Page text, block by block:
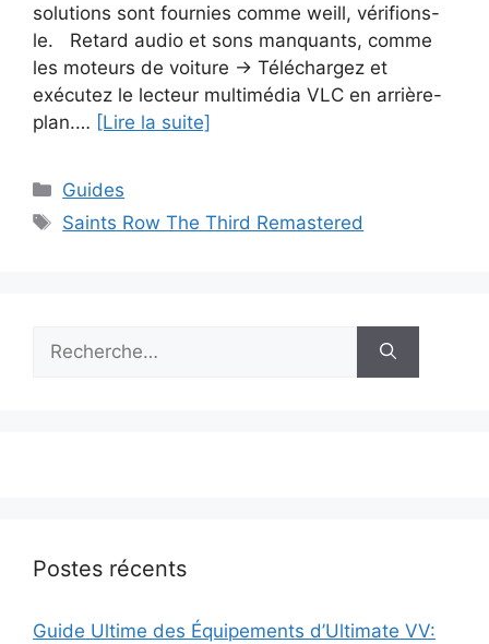
solutions sont fournies comme weill, vérifions-
le. Retard audio et sons manquants, comme
les moteurs de voiture -> Téléchargez et
exécutez le lecteur multimédia VLC en arrière-
plan.… [Lire la suite]
Catégories
Guides
Étiquettes
Saints Row The Third Remastered
Postes récents
Guide Ultime des Équipements d’Ultimate VV: